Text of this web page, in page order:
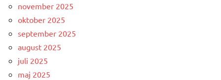
november 2025
oktober 2025
september 2025
august 2025
juli 2025
maj 2025